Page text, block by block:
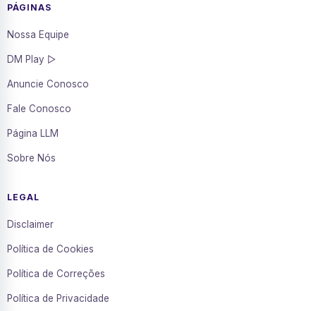
PÁGINAS
Nossa Equipe
DM Play ▷
Anuncie Conosco
Fale Conosco
Página LLM
Sobre Nós
LEGAL
Disclaimer
Política de Cookies
Política de Correções
Política de Privacidade